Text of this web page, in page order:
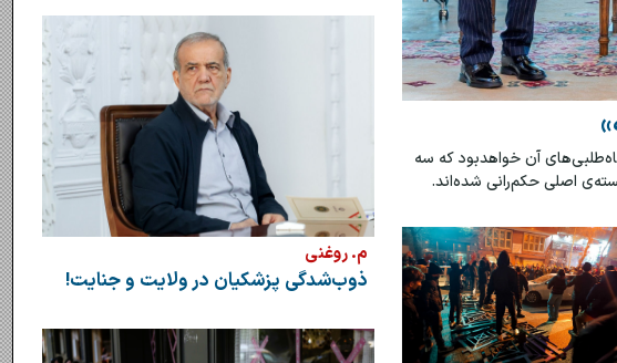
م. روغنی
ذوب‌شدگی پزشکیان در ولایت و جنایت!
آن خواهدبود که سه
اصلی حکم‌رانی شده‌اند.